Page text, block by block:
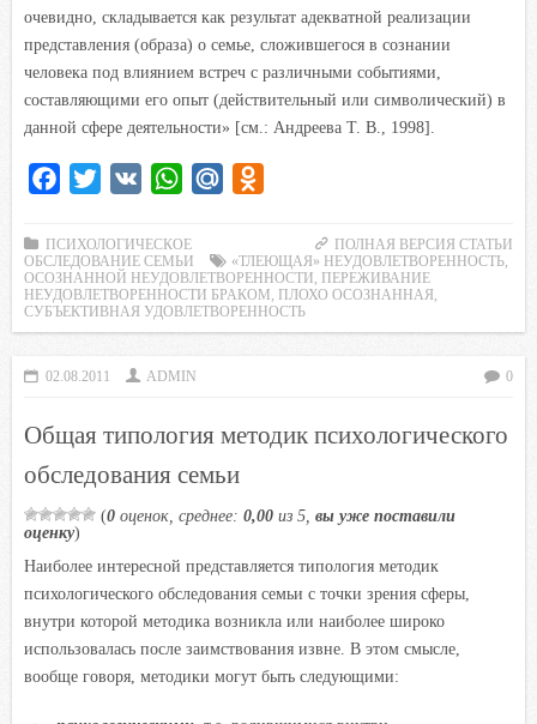
очевидно, складывается как результат адекватной реализации
представления (образа) о семье, сложившегося в сознании
человека под влиянием встреч с различными событиями,
составляющими его опыт (действительный или символический) в
данной сфере деятельности» [см.: Андреева Т. В., 1998].
c
e
b
o
i
t
t
e
W
a
t
s
A
l
.
R
o
k
l
s
k
ПОЛНАЯ ВЕРСИЯ СТАТЬИ
ПСИХОЛОГИЧЕСКОЕ
ОБСЛЕДОВАНИЕ СЕМЬИ
«ТЛЕЮЩАЯ» НЕУДОВЛЕТВОРЕННОСТЬ,
ОСОЗНАННОЙ НЕУДОВЛЕТВОРЕННОСТИ
ПЕРЕЖИВАНИЕ
НЕУДОВЛЕТВОРЕННОСТИ БРАКОМ
ПЛОХО ОСОЗНАННАЯ
СУБЪЕКТИВНАЯ УДОВЛЕТВОРЕННОСТЬ
02.08.2011 ADMIN 0
Общая типология методик психологического
обследования семьи
(0 оценок, среднее: 0,00 из 5, вы уже поставили
оценку)
Наиболее интересной представляется типология методик
психологического обследования семьи с точки зрения сферы,
внутри которой методика возникла или наиболее широко
использовалась после заимствования извне. В этом смысле,
вообще говоря, методики могут быть следующими: